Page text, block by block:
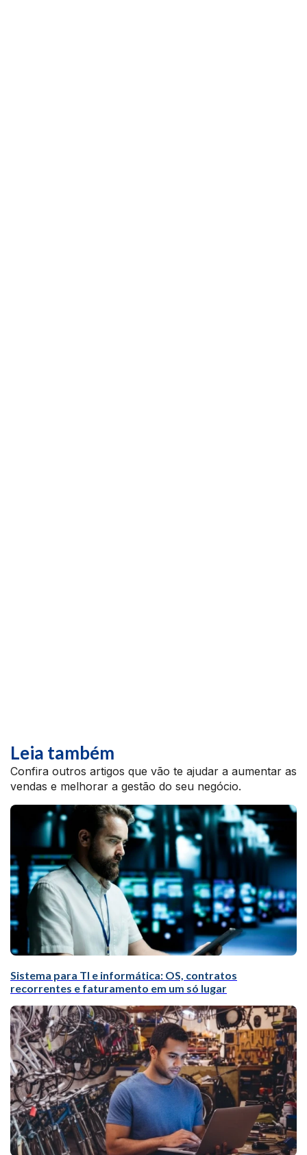
Leia também
Confira outros artigos que vão te ajudar a aumentar as
vendas e melhorar a gestão do seu negócio.
Sistema para TI e informática: OS, contratos
recorrentes e faturamento em um só lugar